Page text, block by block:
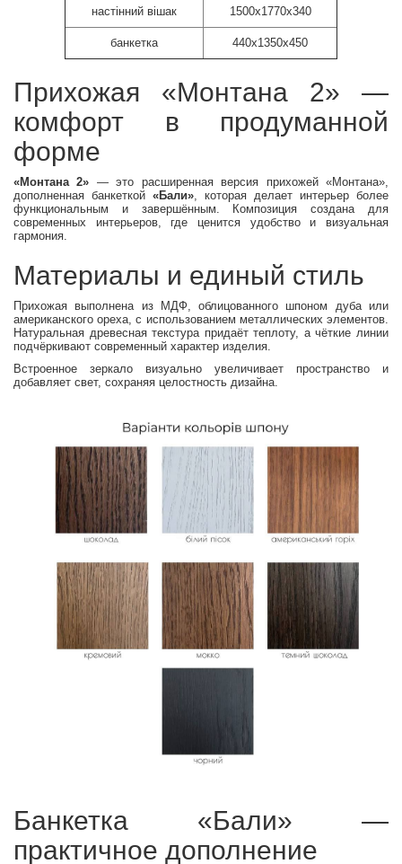
настінний вішак 1500х1770х340
банкетка 440х1350х450
Прихожая «Монтана 2» —
комфорт в продуманной
форме
«Монтана 2» — это расширенная версия прихожей «Монтана»,
дополненная банкеткой «Бали», которая делает интерьер более
функциональным и завершённым. Композиция создана для
современных интерьеров, где ценится удобство и визуальная
гармония.
Материалы и единый стиль
Прихожая выполнена из МДФ, облицованного шпоном дуба или
американского ореха, с использованием металлических элементов.
Натуральная древесная текстура придаёт теплоту, а чёткие линии
подчёркивают современный характер изделия.
Встроенное зеркало визуально увеличивает пространство и
добавляет свет, сохраняя целостность дизайна.
Банкетка «Бали» —
практичное дополнение